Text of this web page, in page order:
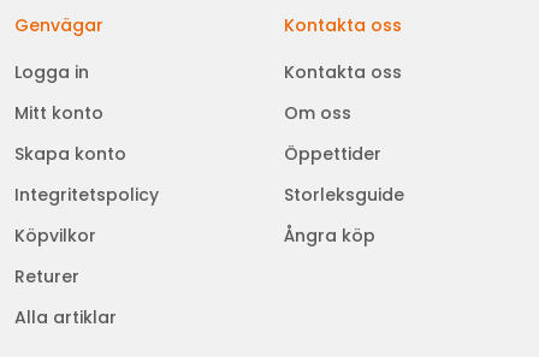
Genvägar
Logga in
Mitt konto
Skapa konto
Integritetspolicy
Köpvilkor
Returer
Alla artiklar
Kontakta oss
Kontakta oss
Om oss
Öppettider
Storleksguide
Ångra köp